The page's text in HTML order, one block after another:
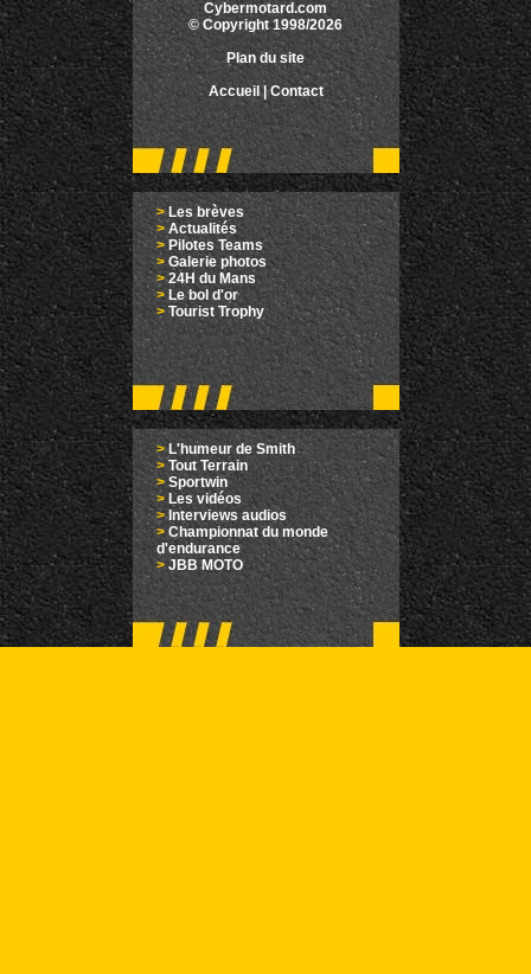
Cybermotard.com
© Copyright 1998/2026
Plan du site
Accueil |Contact
>Les brèves
> Actualités
> Pilotes Teams
>Galerie photos
>24H du Mans
>Le bol d'or
> Tourist Trophy
>L'humeur de Smith
> Tout Terrain
> Sportwin
> Les vidéos
> Interviews audios
>Championnat du monde
d'endurance
> JBB MOTO